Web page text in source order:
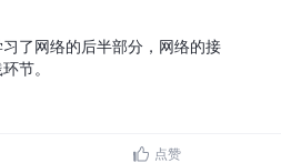
了网络的后半部分，网络的接
节。
点赞